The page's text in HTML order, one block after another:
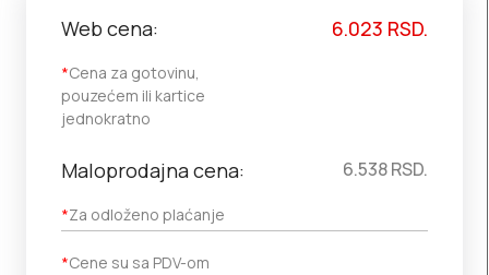
Web cena:
*Cena za gotovinu,
pouzećem ili kartice
jednokratno
6.023 RSD.
Maloprodajna cena:
*Za odloženo plaćanje
6.538RSD.
*Cene su sa PDV-om